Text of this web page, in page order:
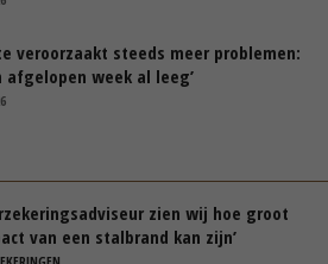
veroorzaakt steeds meer problemen:
afgelopen week al leeg’
zien wij hoe groot
van een stalbrand kan zijn’